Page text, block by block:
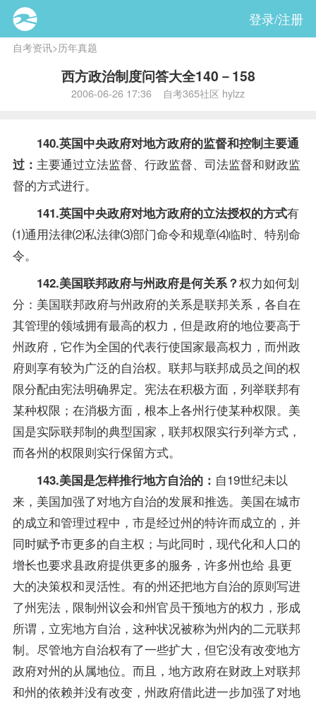
登录/注册
自考资讯>历年真题
西方政治制度问答大全140－158
2006-06-26 17:36 自考365社区 hylzz
140.英国中央政府对地方政府的监督和控制主要通
过： 主要通过立法监督、行政监督、司法监督和财政监
督的方式进行。
141.英国中央政府对地方政府的立法授权的方式有
⑴通用法律⑵私法律⑶部门命令和规章⑷临时、特别命
令。
142.美国联邦政府与州政府是何关系？权力如何划
分：美国联邦政府与州政府的关系是联邦关系，各自在
其管理的领域拥有最高的权力，但是政府的地位要高于
州政府，它作为全国的代表行使国家最高权力，而州政
府则享有较为广泛的自治权。联邦与联邦成员之间的权
限分配由宪法明确界定。宪法在积极方面，列举联邦有
某种权限；在消极方面，根本上各州行使某种权限。美
国是实际联邦制的典型国家，联邦权限实行列举方式，
而各州的权限则实行保留方式。
143.美国是怎样推行地方自治的： 自19世纪未以
来，美国加强了对地方自治的发展和推选。美国在城市
的成立和管理过程中，市是经过州的特许而成立的，并
同时赋予市更多的自主权；与此同时，现代化和人口的
增长也要求县政府提供更多的服务，许多州也给 县更
大的决策权和灵活性。有的州还把地方自治的原则写进
了州宪法，限制州议会和州官员干预地方的权力，形成
所谓，立宪地方自治，这种状况被称为州内的二元联邦
制。尽管地方自治权有了一些扩大，但它没有改变地方
政府对州的从属地位。而且，地方政府在财政上对联邦
和州的依赖并没有改变，州政府借此进一步加强了对地